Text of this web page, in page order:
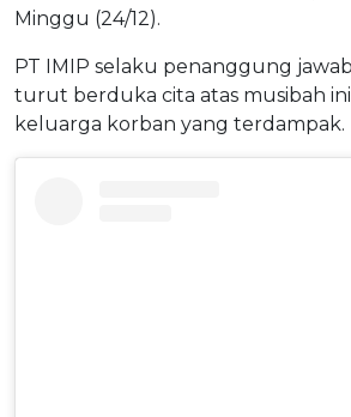
Minggu (24/12).
PT IMIP selaku penanggung
turut berduka cita atas musibah
keluarga korban yang terdampak.